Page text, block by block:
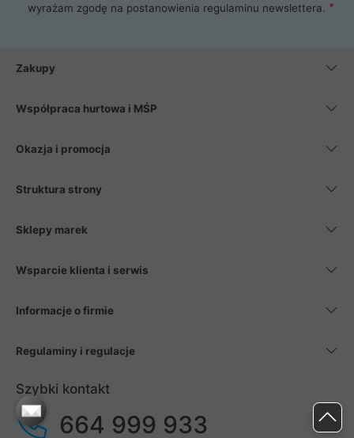
wyrażam zgodę na postanowienia regulaminu newslettera.
Zakupy
Współpraca hurtowa i MŚP
Okazja i promocja
Struktura strony
Sklepy marek
Wsparcie klienta i serwis
Informacje o firmie
Regulaminy i regulacje
Szybki kontakt
664 999 933